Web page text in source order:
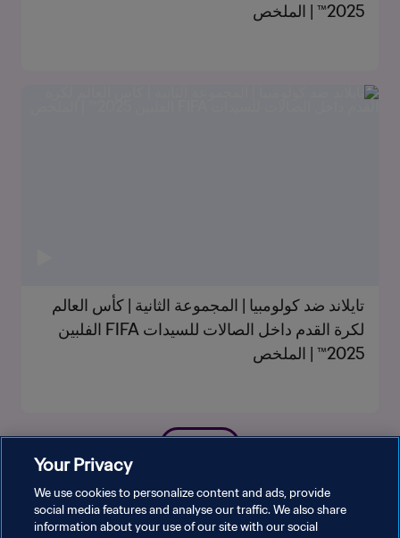
2025™ | الملخص
تايلاند ضد كولومبيا | المجموعة الثانية | كأس العالم
لكرة القدم داخل الصالات للسيدات FIFA الفلبين
2025™ | الملخص
Your Privacy
We use cookies to personalize content and ads, provide
social media features and analyse our traffic. We also share
information about your use of our site with our social